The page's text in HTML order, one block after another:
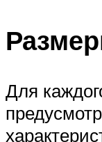
Для